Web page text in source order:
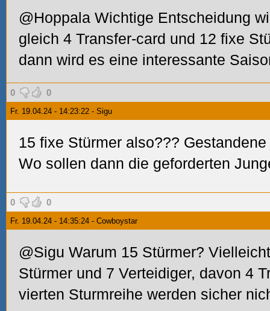
@Hoppala Wichtige Entscheidung
gleich 4 Transfer-card und 12 fixe
dann wird es eine interessante
0 0
Fr. 19.04.24 - 14:23:22 - Sigu
15 fixe Stürmer also???
Wo sollen dann die geforderten
0 0
Fr. 19.04.24 - 14:35:24 - Cowboystar
@Sigu Warum 15 Stürmer?
Stürmer und 7 Verteidiger, davon 4
vierten Sturmreihe werden sicher